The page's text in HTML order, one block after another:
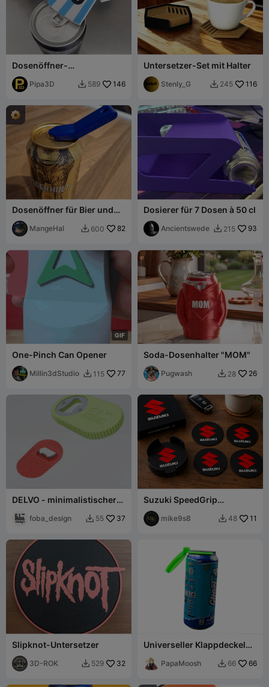
Dosenöffner-
Schlüsselanhänger
Argentinien
Pipa3D  589 146
Untersetzer-Set mit Halter
Stenly_G  245 116
Dosenöffner für Bier und
Softdrinks
MangeHal  600 82
Dosierer für 7 Dosen à 50 cl
Ancientswede  215 93
GIF
One-Pinch Can Opener
Millin3dStudio  115 77
Soda-Dosenhalter "MOM"
Pugwash  28 26
DELVO - minimalistischer
Flaschenöffner
foba_design  55 37
Suzuki SpeedGrip
Untersetzer + Halter
mike9s8  48 11
Slipknot-Untersetzer
3D-ROK  529 32
Universeller Klappdeckel
PapaMoosh  66 66